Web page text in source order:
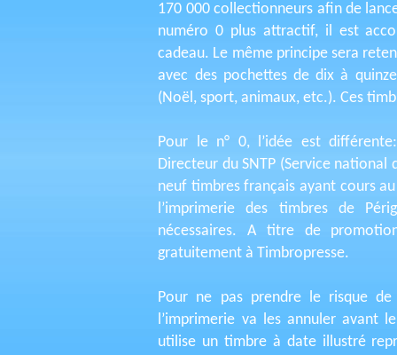
170 000 collectionneurs afin de
numéro 0 plus attractif, il est
cadeau. Le même principe sera
avec des pochettes de dix à
(Noël, sport, animaux, etc.). Ces
Pour le n° 0, l’idée est
Directeur du SNTP (Service
neuf timbres français ayant cours
l’imprimerie des timbres de
nécessaires. A titre de
gratuitement à Timbropresse.
Pour ne pas prendre le risque
l’imprimerie va les annuler avant
utilise un timbre à date illustré